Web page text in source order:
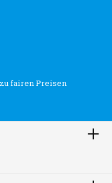
fairen Preisen